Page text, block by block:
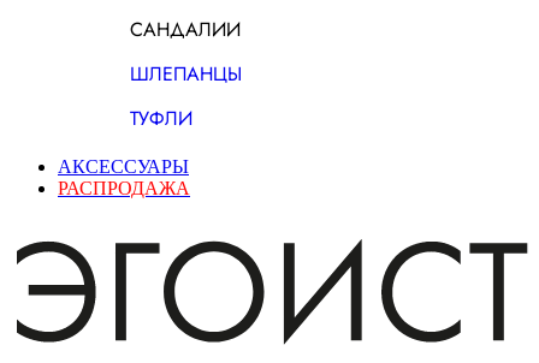
САНДАЛИИ
ШЛЕПАНЦЫ
ТУФЛИ
АКСЕССУАРЫ
РАСПРОДАЖА